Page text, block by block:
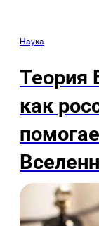
Наука
Теория
как